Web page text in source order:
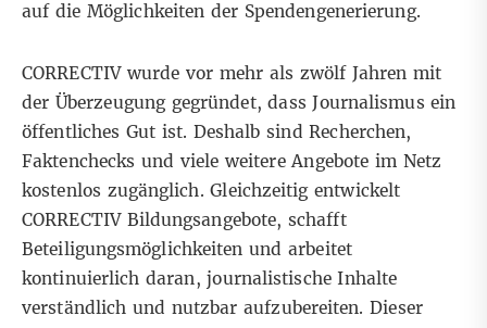
auf die Möglichkeiten der Spendengenerierung.
CORRECTIV wurde vor mehr als zwölf Jahren mit
der Überzeugung gegründet, dass Journalismus ein
öffentliches Gut ist. Deshalb sind Recherchen,
Faktenchecks und viele weitere Angebote im Netz
kostenlos zugänglich. Gleichzeitig entwickelt
CORRECTIV Bildungsangebote, schafft
Beteiligungsmöglichkeiten und arbeitet
kontinuierlich daran, journalistische Inhalte
verständlich und nutzbar aufzubereiten. Dieser